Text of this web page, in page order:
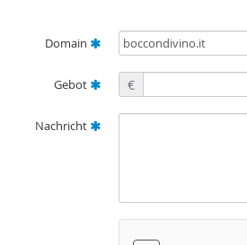
Domain
Gebot €
Nachricht